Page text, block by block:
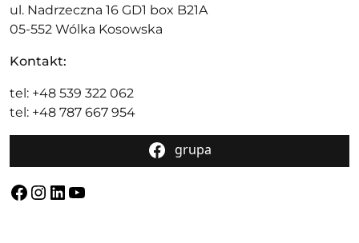
ul. Nadrzeczna 16 GD1 box B21A
05-552 Wólka Kosowska
Kontakt:
tel: +48 539 322 062
tel: +48 787 667 954
grupa
Facebook
Instagram
LinkedIn
YouTube